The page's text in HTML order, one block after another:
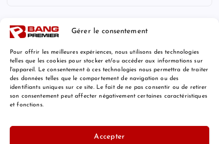
Gérer le consentement
Pour offrir les meilleures expériences, nous utilisons des technologies
telles que les cookies pour stocker et/ou accéder aux informations sur
l'appareil. Le consentement à ces technologies nous permettra de traiter
des données telles que le comportement de navigation ou des
identifiants uniques sur ce site. Le fait de ne pas consentir ou de retirer
son consentement peut affecter négativement certaines caractéristiques
et fonctions.
Accepter
Mentions Légales